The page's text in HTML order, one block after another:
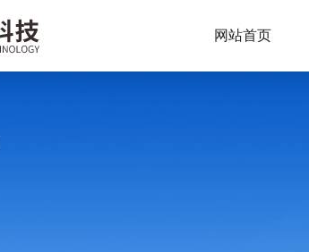
网站首页